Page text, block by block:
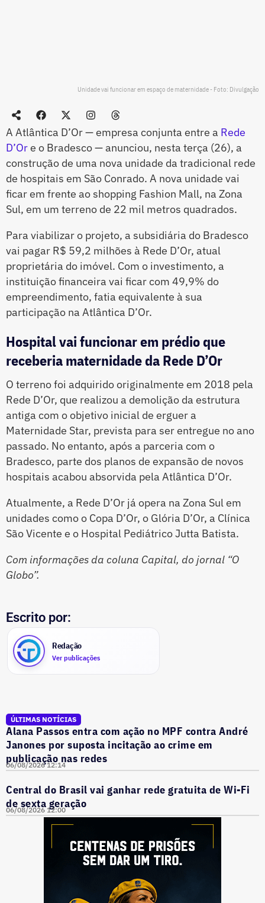
Unidade vai funcionar em espaço de maternidade - Foto: Divulgação
A Atlântica D’Or — empresa conjunta entre a Rede
D’Ore o Bradesco — anunciou, nesta terça (26), a
construção de uma nova unidade da tradicional rede
de hospitais em São Conrado. A nova unidade vai
ficar em frente ao shopping Fashion Mall, na Zona
Sul, em um terreno de 22 mil metros quadrados.
Para viabilizar o projeto, a subsidiária do Bradesco
vai pagar R$ 59,2 milhões à Rede D’Or, atual
proprietária do imóvel. Com o investimento, a
instituição financeira vai ficar com 49,9% do
empreendimento, fatia equivalente à sua
participação na Atlântica D’Or.
Hospital vai funcionar em prédio que
receberia maternidade da Rede D’Or
O terreno foi adquirido originalmente em 2018 pela
Rede D’Or, que realizou a demolição da estrutura
antiga com o objetivo inicial de erguer a
Maternidade Star, prevista para ser entregue no ano
passado. No entanto, após a parceria com o
Bradesco, parte dos planos de expansão de novos
hospitais acabou absorvida pela Atlântica D’Or.
Atualmente, a Rede D’Or já opera na Zona Sul em
unidades como o Copa D’Or, o Glória D’Or, a Clínica
São Vicente e o Hospital Pediátrico Jutta Batista.
Com informações da coluna Capital, do jornal “O
Globo”.
Escrito por:
Redação
Ver publicações
ÚLTIMAS NOTÍCIAS
Alana Passos entra com ação no MPF contra André
Janones por suposta incitação ao crime em
publicação nas redes
06/08/2026 12:14
Central do Brasil vai ganhar rede gratuita de Wi-Fi
de sexta geração
06/08/2026 12:00